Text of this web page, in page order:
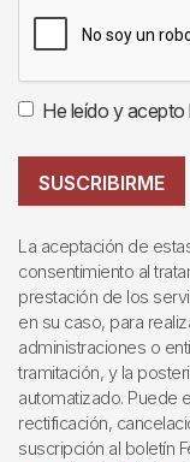
He leído y acepto
SUSCRIBIRME
La aceptación de
consentimiento al
prestación de los
en su caso, para
administraciones o
tramitación, y la
automatizado. Puede
rectificación,
suscripción al boletín